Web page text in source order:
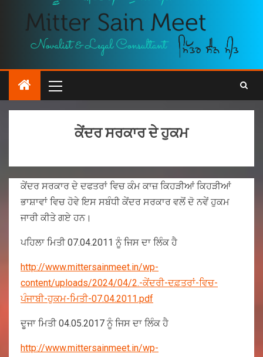
ਕੇਂਦਰ ਸਰਕਾਰ ਦੇ ਹੁਕਮ
ਕੇਂਦਰ ਸਰਕਾਰ ਦੇ ਦਫਤਰਾਂ ਵਿਚ ਕੰਮ ਕਾਜ਼ ਕਿਹੜੀਆਂ ਕਿਹੜੀਆਂ
ਭਾਸ਼ਾਵਾਂ ਵਿਚ ਹੋਵੇ ਇਸ ਸਬੰਧੀ ਕੇਂਦਰ ਸਰਕਾਰ ਵਲੋਂ ਦੋ ਨਵੇਂ ਹੁਕਮ
ਜਾਰੀ ਕੀਤੇ ਗਏ ਹਨ।
ਪਹਿਲਾ ਮਿਤੀ 07.04.2011 ਨੂੰ ਜਿਸ ਦਾ ਲਿੰਕ ਹੈ
http://www.mittersainmeet.in/wp-
content/uploads/2024/04/2.-ਕੇਂਦਰੀ-ਦਫ਼ਤਰਾਂ-ਵਿਚ-
ਪੰਜਾਬੀ-ਹੁਕਮ-ਮਿਤੀ-07.04.2011.pdf
ਦੂਜਾ ਮਿਤੀ 04.05.2017 ਨੂੰ ਜਿਸ ਦਾ ਲਿੰਕ ਹੈ
http://www.mittersainmeet.in/wp-